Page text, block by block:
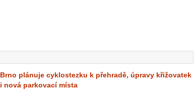
Brno plánuje cyklostezku k přehradě, úpravy křižovatek
i nová parkovací místa